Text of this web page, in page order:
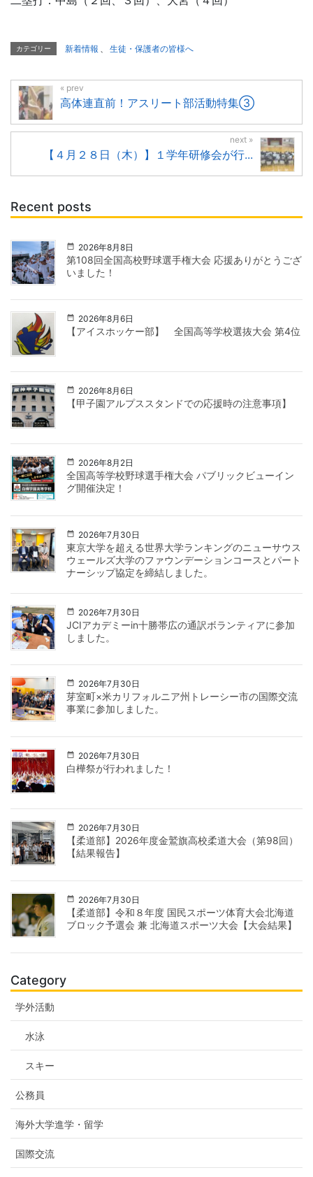
カテゴリー 新着情報 、 生徒・保護者の皆様へ
高体連直前！アスリート部活動特集③
【４月２８日（木）】１学年研修会が行...
Recent posts
2026年8月8日
第108回全国高校野球選手権大会 応援ありがとうござ
いました！
2026年8月6日
【アイスホッケー部】 全国高等学校選抜大会 第4位
2026年8月6日
【甲子園アルプススタンドでの応援時の注意事項】
2026年8月2日
全国高等学校野球選手権大会 パブリックビューイン
グ開催決定！
2026年7月30日
東京大学を超える世界大学ランキングのニューサウス
ウェールズ大学のファウンデーションコースとパート
ナーシップ協定を締結しました。
2026年7月30日
JCIアカデミーin十勝帯広の通訳ボランティアに参加
しました。
2026年7月30日
芽室町×米カリフォルニア州トレーシー市の国際交流
事業に参加しました。
2026年7月30日
白樺祭が行われました！
2026年7月30日
【柔道部】2026年度金鷲旗高校柔道大会（第98回）
【結果報告】
2026年7月30日
【柔道部】令和８年度 国民スポーツ体育大会北海道
ブロック予選会 兼 北海道スポーツ大会【大会結果】
Category
学外活動
水泳
スキー
公務員
海外大学進学・留学
国際交流